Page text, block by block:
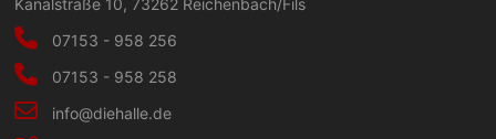
Kanalstraße 10,73262 Reichenbach/Fils
07153 - 958 256
07153 - 958 258
info@diehalle.de